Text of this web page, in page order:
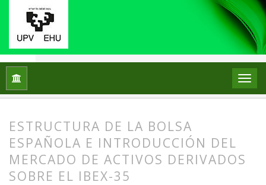
Inicio
ESTRUCTURA DE LA BOLSA
ESPAÑOLA E INTRODUCCIÓN DEL
MERCADO DE ACTIVOS DERIVADOS
SOBRE EL IBEX-35